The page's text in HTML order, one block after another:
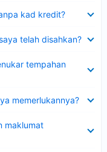
kad kredit?
telah disahkan?
tempahan
memerlukannya?
maklumat